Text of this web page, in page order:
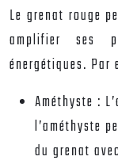
Le grenat rouge
amplifier ses
énergétiques. Par
Améthyste :
l’améthyste
du grenat